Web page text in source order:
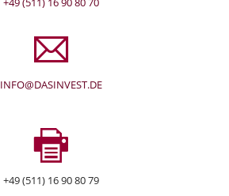
INFO@DASINVEST.DE
+49 (511) 16 90 80 79